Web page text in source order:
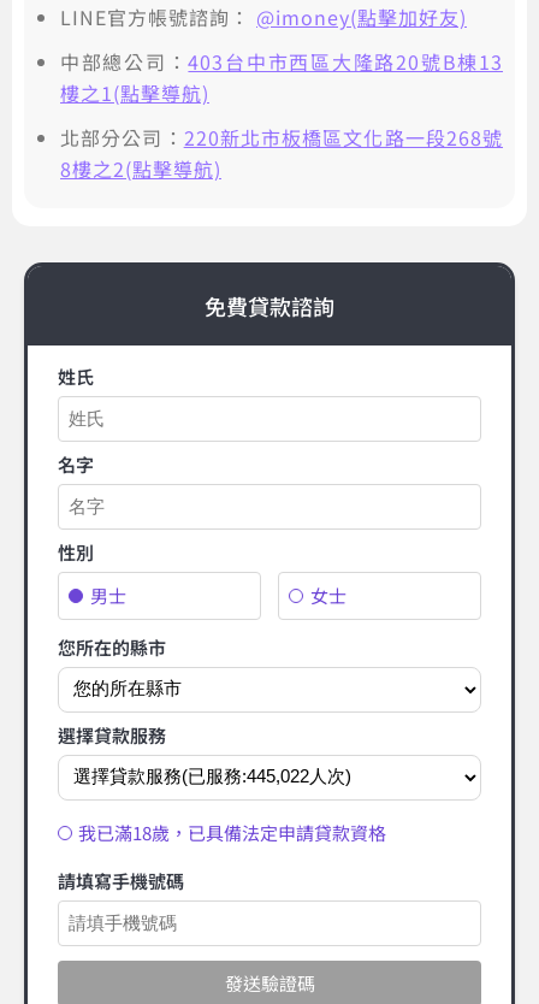
LINE官方帳號諮詢： @imoney(點擊加好友)
中部總公司：403台中市西區大隆路20號B棟13
樓之1(點擊導航)
北部分公司： 220新北市板橋區文化路一段268號
8樓之2(點擊導航)
免費貸款諮詢
姓氏
名字
性別
男士
女士
您所在的縣市
選擇貸款服務
我已滿18歲，已具備法定申請貸款資格
請填寫手機號碼
發送驗證碼